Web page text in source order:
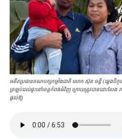
អតីតប្រធានគណបក្សកម្លាំងជាតិ លោក ស៊ុន ចន្ធី (ឆ្វេងបី
ត្រឡប់ដល់ផ្ទះនៅខេត្ត​កំពង់ធំវិញ ក្រោយត្រូវបាន​ដោះលែង
ផ្ដល់ឱ្យ